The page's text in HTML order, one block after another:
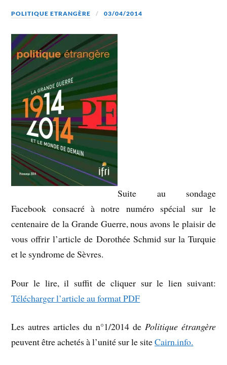
POLITIQUE ETRANGÈRE 03/04/2014
Suite au sondage
Facebook consacré à notre numéro spécial sur le
centenaire de la Grande Guerre, nous avons le plaisir de
vous offrir l’article de Dorothée Schmid sur la Turquie
et le syndrome de Sèvres.
Pour le lire, il suffit de cliquer sur le lien suivant:
Télécharger l’article au format PDF
Les autres articles du n°1/2014 de Politique étrangère
peuvent être achetés à l’unité sur le siteCairn.info.